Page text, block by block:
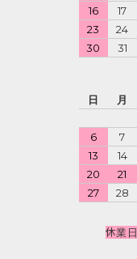
16
17
23
24
30
31
日
月
6
7
13
14
20
21
27
28
休業日